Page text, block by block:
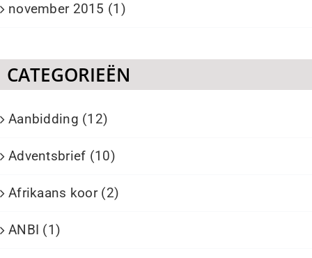
november 2015 (1)
CATEGORIEËN
Aanbidding (12)
Adventsbrief (10)
Afrikaans koor (2)
ANBI (1)